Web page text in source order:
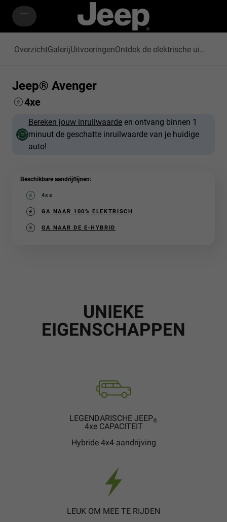
OverzichtGalerijUitvoeringen Ontdek de elektrische uitvoering
Jeep® Avenger
4xe
Bereken jouw inruilwaarde en ontvang binnen 1
minuut de geschatte inruilwaarde van je huidige
auto!
Beschikbare aandrijflijnen:
4xe
GA NAAR 100% ELEKTRISCH
GA NAAR DE E-HYBRID
UNIEKE
EIGENSCHAPPEN
LEGENDARISCHE JEEP®
4xe CAPACITEIT
Hybride 4x4 aandrijving
LEUK OM MEE TE RIJDEN